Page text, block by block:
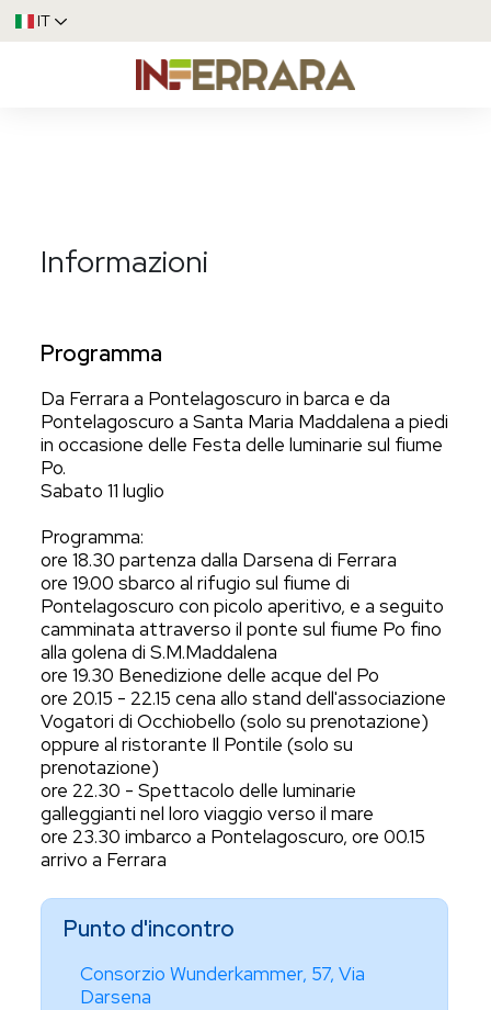
IT
Informazioni
Programma
Da Ferrara a Pontelagoscuro in barca e da
Pontelagoscuro a Santa Maria Maddalena a piedi
in occasione delle Festa delle luminarie sul fiume
Po.
Sabato 11 luglio
Programma:
ore 18.30 partenza dalla Darsena di Ferrara
ore 19.00 sbarco al rifugio sul fiume di
Pontelagoscuro con picolo aperitivo, e a seguito
camminata attraverso il ponte sul fiume Po fino
alla golena di S.M.Maddalena
ore 19.30 Benedizione delle acque del Po
ore 20.15 - 22.15 cena allo stand dell'associazione
Vogatori di Occhiobello (solo su prenotazione)
oppure al ristorante Il Pontile (solo su
prenotazione)
ore 22.30 - Spettacolo delle luminarie
galleggianti nel loro viaggio verso il mare
ore 23.30 imbarco a Pontelagoscuro, ore 00.15
arrivo a Ferrara
Punto d'incontro
Consorzio Wunderkammer, 57, Via
Darsena